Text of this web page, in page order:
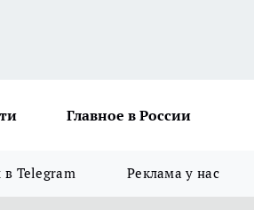
Главное в России
Telegram Реклама у нас